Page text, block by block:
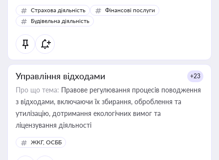
корисне для власника бізнесу, керівника, юриста або
бухгалтера під час оподаткування, приватизації, оренди
державного майна, корпоративних угод і перевірки
статусу суб'єктів оціночної діяльності
Страхова діяльність
Фінансові послуги
Будівельна діяльність
Управління відходами +23
Про що тема: Правове регулювання процесів поводження
з відходами, включаючи їх збирання, оброблення та
утилізацію, дотримання екологічних вимог та
ліцензування діяльності
ЖКГ, ОСББ